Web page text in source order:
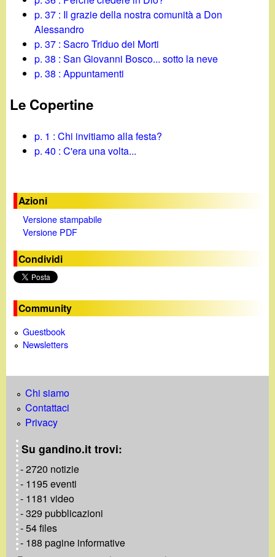
p. 37 : Il grazie della nostra comunità a Don
Alessandro
p. 37 : Sacro Triduo dei Morti
p. 38 : San Giovanni Bosco... sotto la neve
p. 38 : Appuntamenti
Le Copertine
p. 1 : Chi invitiamo alla festa?
p. 40 : C'era una volta...
Azioni
Versione stampabile
Versione PDF
Condividi
Community
Guestbook
Newsletters
Chi siamo
Contattaci
Privacy
Su gandino.it trovi:
- 2720 notizie
- 1195 eventi
- 1181 video
- 329 pubblicazioni
- 54 files
- 188 pagine informative